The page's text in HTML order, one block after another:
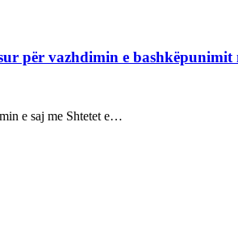
për vazhdimin e bashkëpunimit
e saj me Shtetet e…